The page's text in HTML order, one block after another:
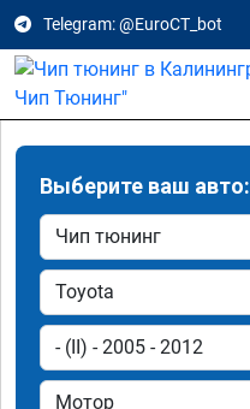
Telegram: @EuroCT_bot
Выберите ваш авто: